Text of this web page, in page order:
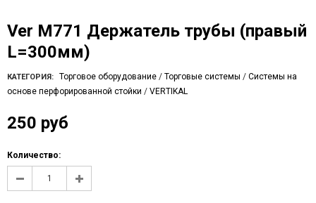
Ver M771 Держатель трубы (правый
L=300мм)
КАТЕГОРИЯ: Торговое оборудование / Торговые системы / Системы на
основе перфорированной стойки / VERTIKAL
250 руб
Количество: